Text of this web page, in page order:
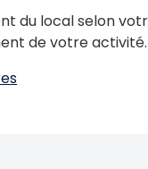
du local selon
de votre activité.